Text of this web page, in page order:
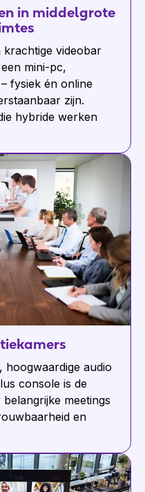
in middelgrote
videobar
mini-pc,
fysiek én online
zijn.
hybride werken
hoogwaardige audio
console is de
meetings
en